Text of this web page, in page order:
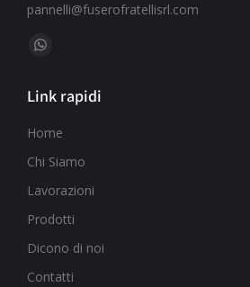
pannelli@fuserofratellisrl.com
Ci puoi trovare su:
Link rapidi
Home
Chi Siamo
Lavorazioni
Prodotti
Dicono di noi
Contatti